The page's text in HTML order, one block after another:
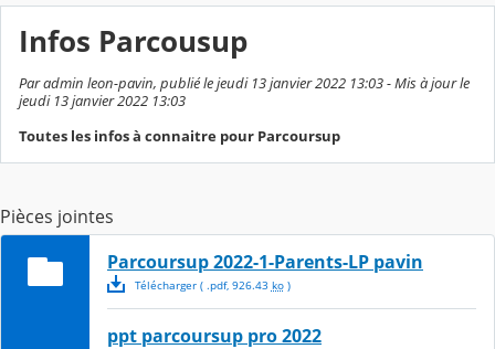
Infos Parcousup
Par admin leon-pavin, publié le jeudi 13 janvier 2022 13:03 - Mis à jour le
jeudi 13 janvier 2022 13:03
Toutes les infos à connaitre pour Parcoursup
Pièces jointes
Parcoursup 2022-1-Parents-LP pavin
Télécharger( .pdf, 926.43 ko)
ppt parcoursup pro 2022